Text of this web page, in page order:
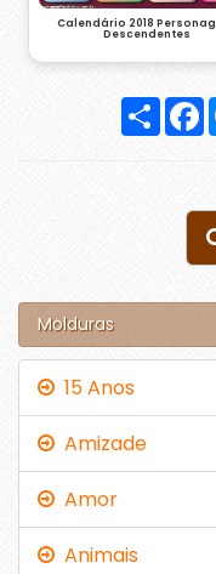
Calendário 2018
Descendentes
Molduras
15 Anos
Amizade
Amor
Animais